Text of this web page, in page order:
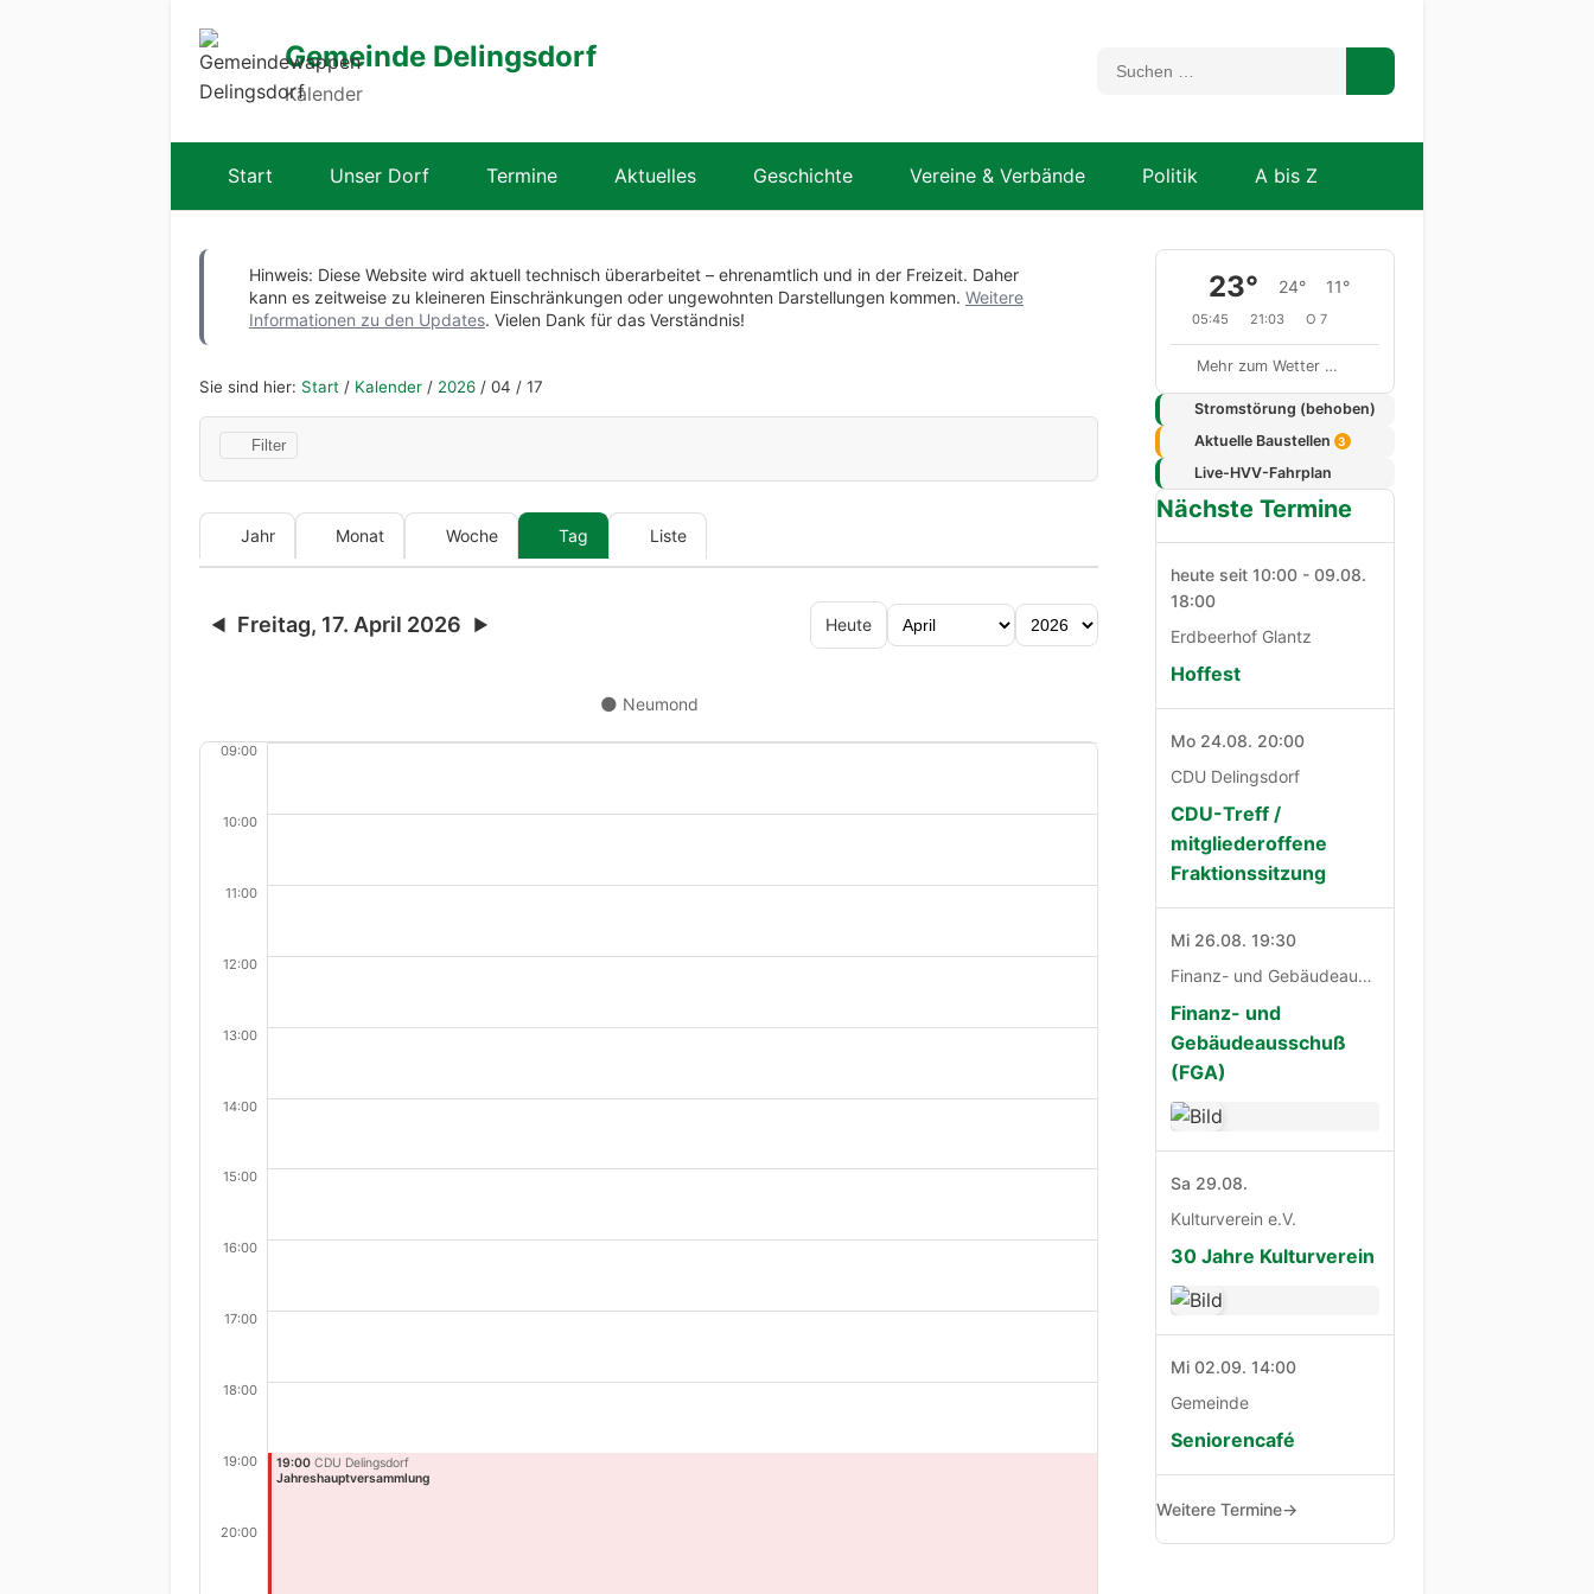
Gemeinde Delingsdorf
Kalender
Start Unser Dorf Termine Aktuelles Geschichte Vereine & Verbände Politik A bis Z
Hinweis: Diese Website wird aktuell technisch überarbeitet – ehrenamtlich und in der Freizeit. Daher
kann es zeitweise zu kleineren Einschränkungen oder ungewohnten Darstellungen kommen. Weitere
Informationen zu den Updates. Vielen Dank für das Verständnis!
Sie sind hier: Start / Kalender / 2026 / 04 / 17
Filter
Jahr Monat Woche Tag Liste
◀ Freitag, 17. April 2026 ▶ Heute
🌑 Neumond
09:00
10:00
11:00
12:00
13:00
14:00
15:00
16:00
17:00
18:00
19:00
20:00
19:00 CDU Delingsdorf
Jahreshauptversammlung
23° 24° 11°
05:45 21:03 O 7
Mehr zum Wetter …
Stromstörung (behoben)
Aktuelle Baustellen
3
Live-HVV-Fahrplan
Nächste Termine
heute seit 10:00 - 09.08.
18:00
Erdbeerhof Glantz
Hoffest
Mo 24.08. 20:00
CDU Delingsdorf
CDU-Treff /
mitgliederoffene
Fraktionssitzung
Mi 26.08. 19:30
Finanz- und Gebäudeausschuß
Finanz- und
Gebäudeausschuß
(FGA)
Sa 29.08.
Kulturverein e.V.
30 Jahre Kulturverein
Mi 02.09. 14:00
Gemeinde
Seniorencafé
Weitere Termine→